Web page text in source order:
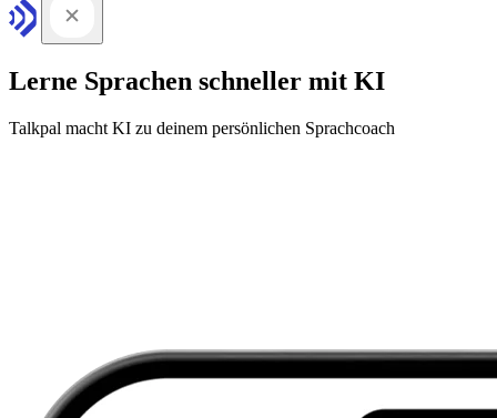
Lerne Sprachen schneller mit KI
Talkpal macht KI zu deinem persönlichen Sprachcoach